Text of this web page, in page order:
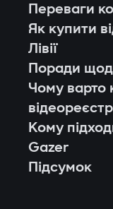
Переваги
Як купити
Лівії
Поради
Чому варто
Кожен
проходить
Кому
Gazer
Власникам
Підсумок